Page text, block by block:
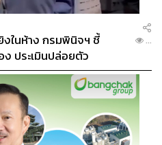
งในห้าง กรมพินิจฯ ชี้
ประเมินปล่อยตัว
...